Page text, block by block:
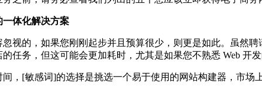
体化解决方案
的，如果您刚刚起步并且预算很少，则更是如此。虽然
任务，但这可能会更加耗时，尤其是如果您不熟悉 Web 开发
[敏感词]的选择是挑选一个易于使用的网站构建器，市场上